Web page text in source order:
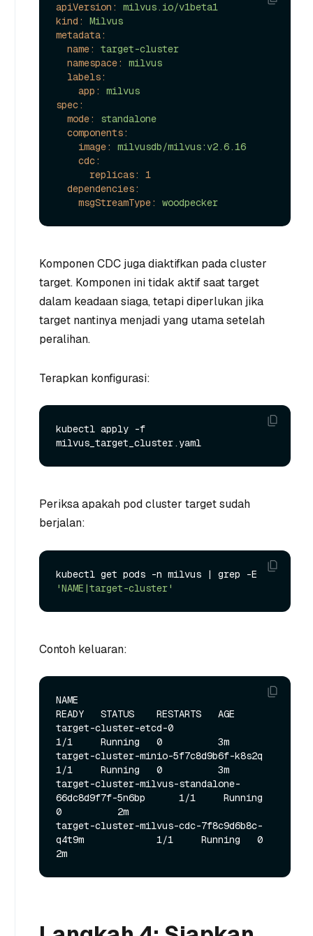
apiVersion:
milvus.io/v1beta1
kind:
Milvus
metadata:
name:
target-cluster
namespace:
milvus
labels:
app:
milvus
spec:
mode:
standalone
components:
image:
milvusdb/milvus:v2.6.16
cdc:
replicas:
1
dependencies:
msgStreamType:
woodpecker
Komponen CDC juga diaktifkan pada cluster
target. Komponen ini tidak aktif saat target
dalam keadaan siaga, tetapi diperlukan jika
target nantinya menjadi yang utama setelah
peralihan.
Terapkan konfigurasi:
kubectl apply -f
Periksa apakah pod cluster target sudah
berjalan:
'NAME|target-cluster'
Contoh keluaran:
NAME
READY   STATUS    RESTARTS   AGE
target-cluster-etcd-0
1/1     Running   0          3m
target-cluster-minio-5f7c8d9b6f-k8s2q
1/1     Running   0          3m
target-cluster-milvus-standalone-
66dc8d9f7f-5n6bp      1/1     Running
0          2m
target-cluster-milvus-cdc-7f8c9d6b8c-
q4t9m             1/1     Running   0